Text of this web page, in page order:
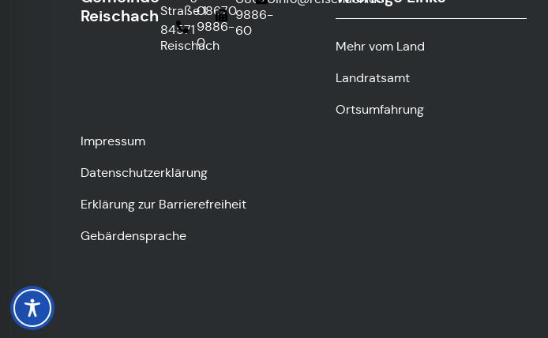
ReischachStraße 1
84571
Reischach
08670
9886-
0
9886-
60
Mehr vom Land
Landratsamt
Ortsumfahrung
Impressum
Datenschutzerklärung
Erklärung zur Barrierefreiheit
Gebärdensprache